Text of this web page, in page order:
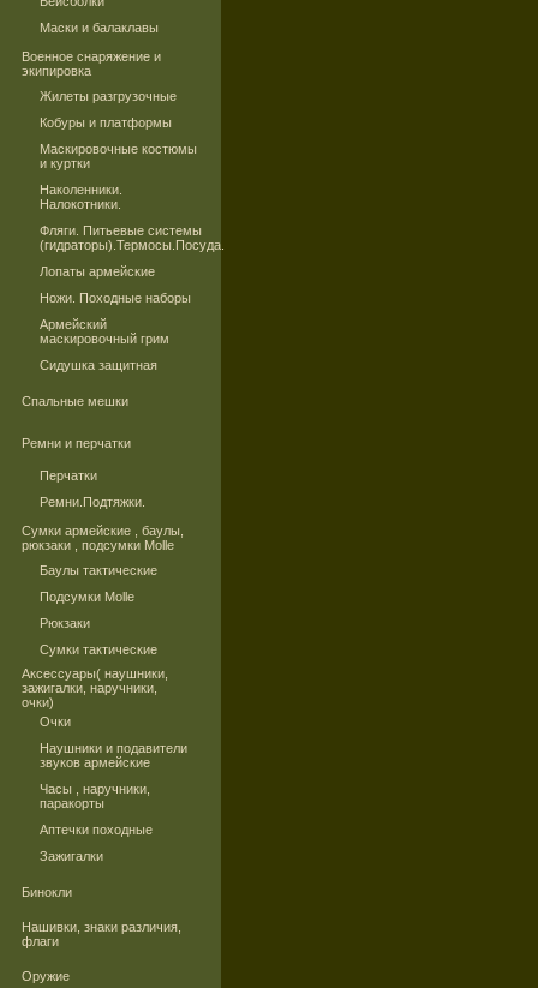
Маски и балаклавы
Военное снаряжение и
экипировка
Жилеты разгрузочные
Кобуры и платформы
Маскировочные костюмы
и куртки
Наколенники.
Налокотники.
Фляги. Питьевые системы
(гидраторы).Термосы.Посуда.
Лопаты армейские
Ножи. Походные наборы
Армейский
маскировочный грим
Сидушка защитная
Спальные мешки
Ремни и перчатки
Перчатки
Ремни.Подтяжки.
Сумки армейские , баулы,
рюкзаки , подсумки Molle
Баулы тактические
Подсумки Molle
Рюкзаки
Сумки тактические
Аксессуары( наушники,
зажигалки, наручники,
очки)
Очки
Наушники и подавители
звуков армейские
Часы , наручники,
паракорты
Аптечки походные
Зажигалки
Бинокли
Нашивки, знаки различия,
флаги
Оружие